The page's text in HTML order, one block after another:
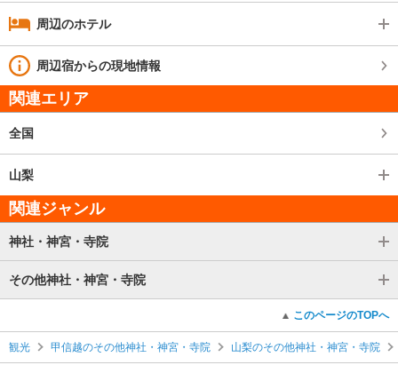
周辺のホテル
周辺宿からの現地情報
関連エリア
全国
山梨
関連ジャンル
神社・神宮・寺院
その他神社・神宮・寺院
このページのTOPへ
観光 甲信越のその他神社・神宮・寺院 山梨のその他神社・神宮・寺院